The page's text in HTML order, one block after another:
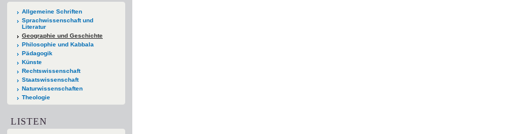
Allgemeine Schriften
Sprachwissenschaft und
Literatur
Geographie und Geschichte
Philosophie und Kabbala
Pädagogik
Künste
Rechtswissenschaft
Staatswissenschaft
Naturwissenschaften
Theologie
LISTEN